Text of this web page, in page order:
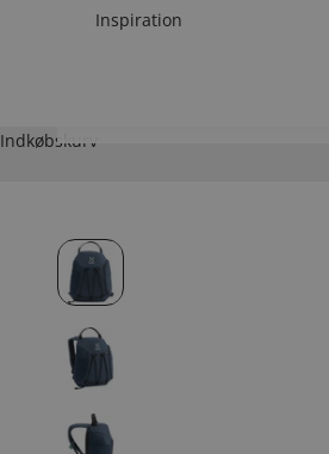
Inspiration
Indkøbskurv